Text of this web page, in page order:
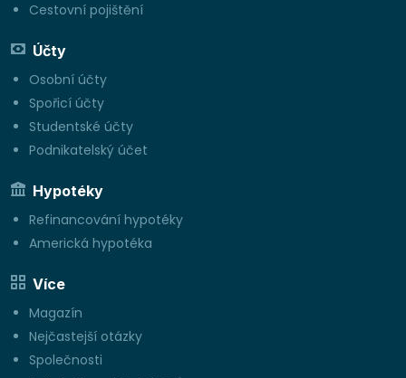
Cestovní pojištění
Účty
Osobní účty
Spořicí účty
Studentské účty
Podnikatelský účet
Hypotéky
Refinancování hypotéky
Americká hypotéka
Více
Magazín
Nejčastejší otázky
Společnosti